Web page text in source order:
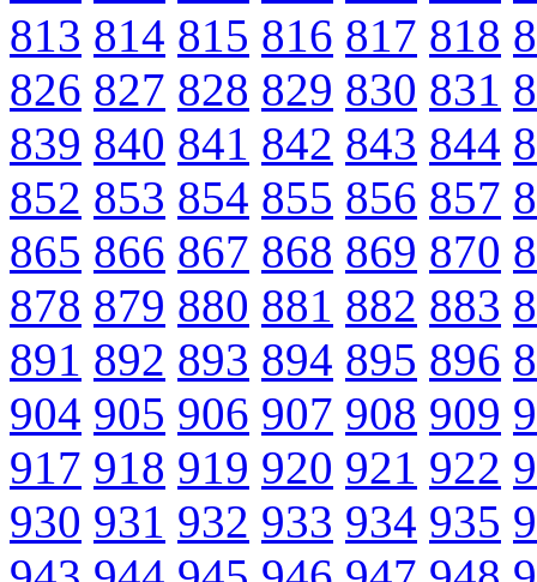
813 814 815 816 817 818
826 827 828 829 830 831
839 840 841 842 843 844
852 853 854 855 856 857
865 866 867 868 869 870
878 879 880 881 882 883
891 892 893 894 895 896
904 905 906 907 908 909
917 918 919 920 921 922
930 931 932 933 934 935